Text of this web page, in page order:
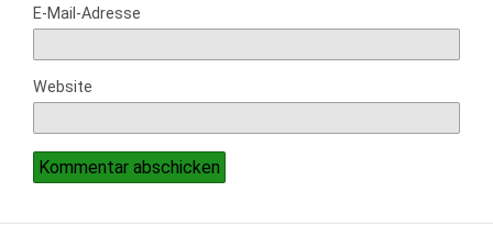
E-Mail-Adresse
Website